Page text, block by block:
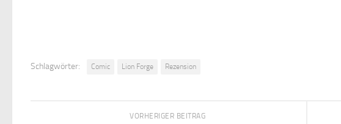
Schlagwörter: Comic Lion Forge Rezension
VORHERIGER BEITRAG